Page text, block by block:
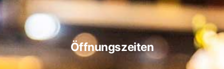
Öffnungszeiten